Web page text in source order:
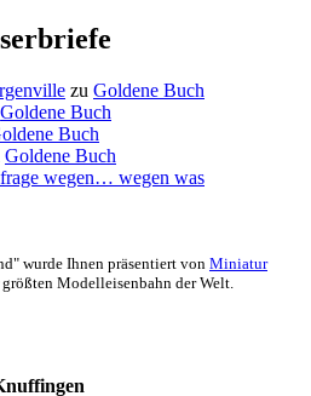
zu Goldene Buch
Goldene Buch
Buch
Goldene Buch
wegen… wegen was
wurde Ihnen präsentiert von Miniatur
größten Modelleisenbahn der Welt.